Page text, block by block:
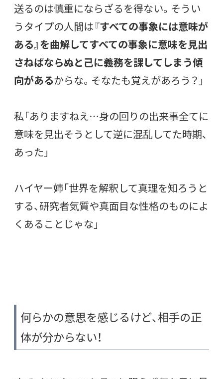
送るのは慎重にならざるを得ない。そうい
うタイプの人間は『すべての事象には意味が
ある』を曲解してすべての事象に意味を見出
さねばならぬと己に義務を課してしまう傾
向があるからな。そなたも覚えがあろう？」
私「ありますねえ…身の回りの出来事全てに
意味を見出そうとして逆に混乱してた時期、
あった」
ハイヤー姉「世界を解釈して真理を知ろうと
する、研究者気質や真面目な性格のものによ
くあることじゃな」
何らかの意思を感じるけど、相手の正
体が分からない！